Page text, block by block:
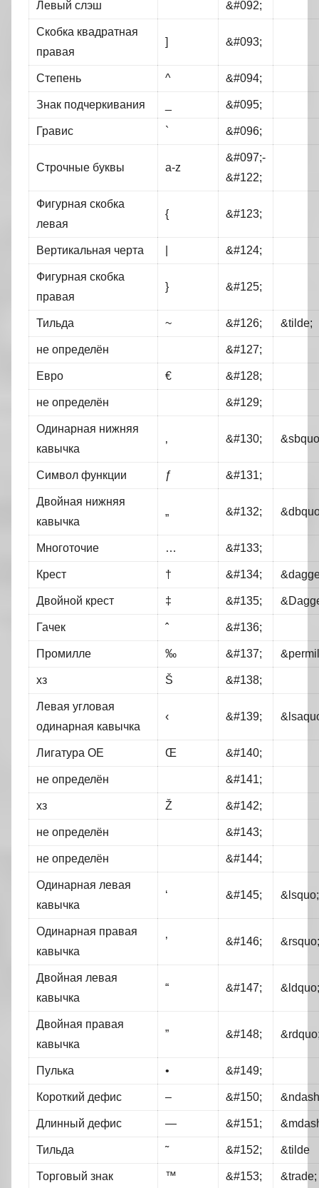
Левый слэш &#092;
Скобка квадратная
правая
] &#093;
Степень ^ &#094;
Знак подчеркивания &#095;
Гравис ` &#096;
Строчные буквы a-z
&#097;-
&#122;
Фигурная скобка
левая
{ &#123;
Вертикальная черта &#124;
Фигурная скобка
правая
} &#125;
Тильда ~ &#126; &tilde;
не определён &#127;
Евро € &#128;
не определён &#129;
Одинарная нижняя
кавычка
‚ &#130;
Символ функции ƒ &#131;
Двойная нижняя
кавычка
„ &#132;
Многоточие … &#133;
Крест † &#134;
Двойной крест ‡ &#135;
Гачек ˆ &#136;
Промилле ‰ &#137;
хз Š &#138;
Левая угловая
одинарная кавычка
‹ &#139;
Лигатура ОЕ Œ &#140;
не определён &#141;
хз Ž &#142;
не определён &#143;
не определён &#144;
Одинарная левая
кавычка
‘ &#145; &lsquo;
Одинарная правая
кавычка
’ &#146; &rsquo;
Двойная левая
кавычка
“ &#147; &ldquo;
Двойная правая
кавычка
” &#148;
Пулька • &#149;
Короткий дефис – &#150;
Длинный дефис — &#151;
Тильда ˜ &#152; &tilde
Торговый знак ™ &#153; &trade;